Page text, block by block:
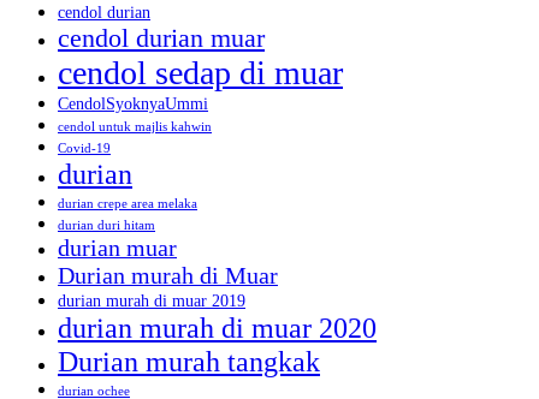
cendol durian
cendol durian muar
cendol sedap di muar
CendolSyoknyaUmmi
cendol untuk majlis kahwin
Covid-19
durian
durian crepe area melaka
durian duri hitam
durian muar
Durian murah di Muar
durian murah di muar 2019
durian murah di muar 2020
Durian murah tangkak
durian ochee